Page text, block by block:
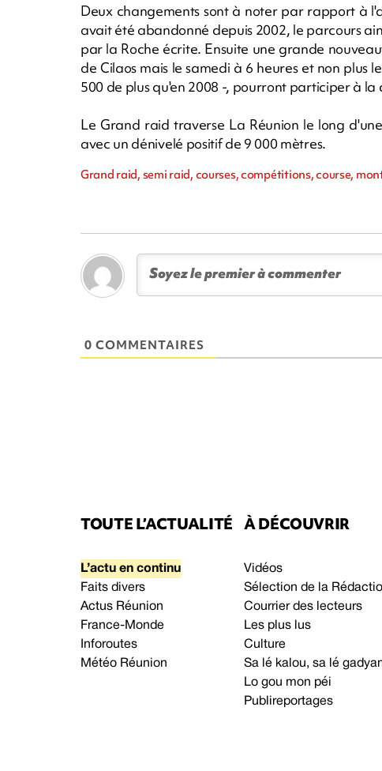
Deux changements sont à noter par rapport à
avait été abandonné depuis 2002, le parcours
par la Roche écrite. Ensuite une grande
de Cilaos mais le samedi à 6 heures et non plus
500 de plus qu'en 2008 -, pourront participer à la
Le Grand raid traverse La Réunion le long
avec un dénivelé positif de 9 000 mètres.
Grand raid, semi raid, courses, compétitions, course,
0 COMMENTAIRES
TOUTE L’ACTUALITÉ
L’actu en continu
Faits divers
Actus Réunion
France-Monde
Inforoutes
Météo Réunion
À DÉCOUVRIR
Vidéos
Sélection de la
Courrier des lecteurs
Les plus lus
Culture
Sa lé kalou, sa lé
Lo gou mon péi
Publireportages